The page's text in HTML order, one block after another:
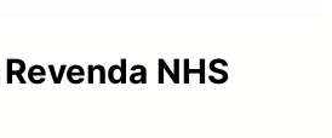
Revenda NHS